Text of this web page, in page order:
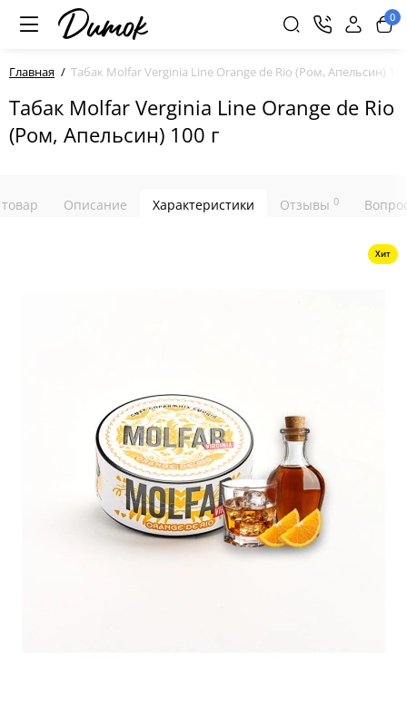
0
Главная Табак Molfar Verginia Line Orange de Rio (Ром, Апельсин)
Табак Molfar Verginia Line Orange de Rio
(Ром, Апельсин) 100 г
Описание Характеристики Отзывы 0
Хит